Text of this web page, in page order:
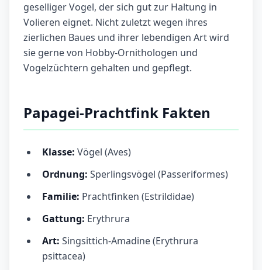
geselliger Vogel, der sich gut zur Haltung in
Volieren eignet. Nicht zuletzt wegen ihres
zierlichen Baues und ihrer lebendigen Art wird
sie gerne von Hobby-Ornithologen und
Vogelzüchtern gehalten und gepflegt.
Papagei-Prachtfink Fakten
Klasse: Vögel (Aves)
Ordnung: Sperlingsvögel (Passeriformes)
Familie: Prachtfinken (Estrildidae)
Gattung: Erythrura
Art: Singsittich-Amadine (Erythrura
psittacea)